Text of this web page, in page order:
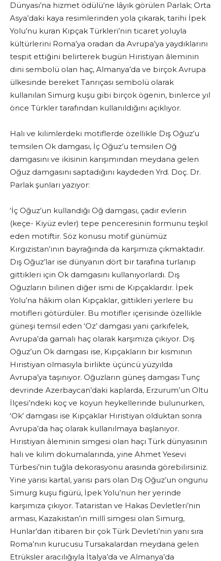
Dünyası’na hizmet ödülü’ne lâyık görülen Parlak; Orta
Asya’daki kaya resimlerinden yola çıkarak, tarihi İpek
Yolu’nu kuran Kıpçak Türkleri’nin ticaret yoluyla
kültürlerini Roma’ya oradan da Avrupa’ya yaydıklarını
tespit ettiğini belirterek bugün Hıristiyan âleminin
dini sembolü olan haç, Almanya’da ve birçok Avrupa
ülkesinde bereket Tanrıçası sembolü olarak
kullanılan Simurg kuşu gibi birçok ögenin, binlerce yıl
önce Türkler tarafından kullanıldığını açıklıyor.
Halı ve kilimlerdeki motiflerde özellikle Dış Oğuz’u
temsilen Ok damgası, İç Oğuz’u temsilen Oğ
damgasını ve ikisinin karışımından meydana gelen
Oğuz damgasını saptadığını kaydeden Yrd. Doç. Dr.
Parlak şunları yazıyor:
‘İç Oğuz’un kullandığı Oğ damgası, çadır evlerin
(keçe- Kiyüz evler) tepe penceresinin formunu teşkil
eden motiftir. Söz konusu motif günümüz
Kırgızistan’ının bayrağında da karşımıza çıkmaktadır.
Dış Oğuz’lar ise dünyanın dört bir tarafına turlanıp
gittikleri için Ok damgasını kullanıyorlardı. Dış
Oğuzların bilinen diğer ismi de Kıpçaklardır. İpek
Yolu’na hâkim olan Kıpçaklar, gittikleri yerlere bu
motifleri götürdüler. Bu motifler içerisinde özellikle
güneşi temsil eden ‘Oz’ damgası yani çarkıfelek,
Avrupa’da gamalı haç olarak karşımıza çıkıyor. Dış
Oğuz’un Ok damgası ise, Kıpçakların bir kısmının
Hıristiyan olmasıyla birlikte üçüncü yüzyılda
Avrupa’ya taşınıyor. Oğuzların güneş damgası Tunç
devrinde Azerbaycan’daki kaplarda, Erzurum’un Oltu
İlçesi’ndeki koç ve koyun heykellerinde bulunurken,
‘Ok’ damgası ise Kıpçaklar Hıristiyan olduktan sonra
Avrupa’da haç olarak kullanılmaya başlanıyor.
Hıristiyan âleminin simgesi olan haçı Türk dünyasının
halı ve kilim dokumalarında, yine Ahmet Yesevi
Türbesi’nin tuğla dekorasyonu arasında görebilirsiniz.
Yine yarısı kartal, yarısı pars olan Dış Oğuz’un ongunu
Simurg kuşu figürü, İpek Yolu’nun her yerinde
karşımıza çıkıyor. Tataristan ve Hakas Devletleri’nin
arması, Kazakistan’ın millî simgesi olan Simurg,
Hunlar’dan itibaren bir çok Türk Devleti’nin yanı sıra
Roma’nın kurucusu Tursakalardan meydana gelen
Etrüksler aracılığıyla İtalya’da ve Almanya’da